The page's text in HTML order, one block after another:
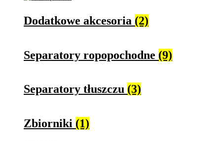
Dodatkowe akcesoria (2)
Separatory ropopochodne (9)
Separatory tłuszczu (3)
Zbiorniki (1)